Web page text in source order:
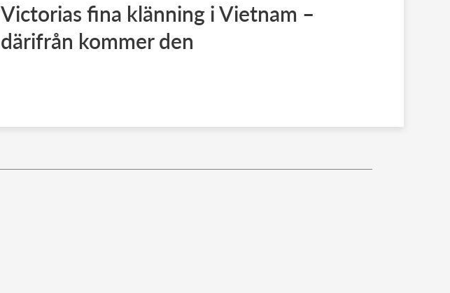
Victorias fina klänning i Vietnam –
därifrån kommer den